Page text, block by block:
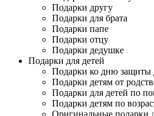
Подарки другу
Подарки для брата
Подарки папе
Подарки отцу
Подарки дедушке
Подарки для детей
Подарки ко дню защиты
Подарки детям от
Подарки для детей по
Подарки детям по
Оригинальные подарки